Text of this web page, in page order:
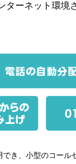
ターネット環境
でき、小型のコー